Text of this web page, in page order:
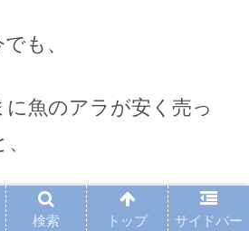
も、
に魚のアラが安く売っ
びてしまします。
検索 トップ サイドバー